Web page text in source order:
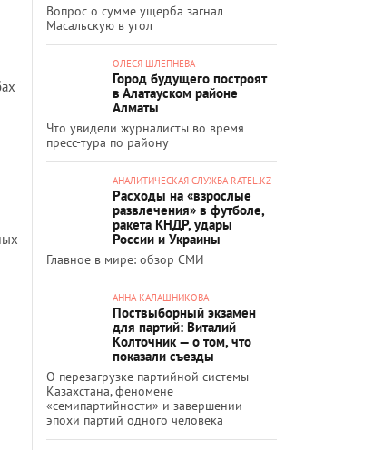
Вопрос о сумме ущерба загнал
Масальскую в угол
ОЛЕСЯ ШЛЕПНЕВА
Город будущего построят
в Алатауском районе
Алматы
Что увидели журналисты во время
пресс-тура по району
АНАЛИТИЧЕСКАЯ СЛУЖБА RATEL.KZ
Расходы на «взрослые
развлечения» в футболе,
ракета КНДР, удары
России и Украины
Главное в мире: обзор СМИ
АННА КАЛАШНИКОВА
Поствыборный экзамен
для партий: Виталий
Колточник — о том, что
показали съезды
О перезагрузке партийной системы
Казахстана, феномене
«семипартийности» и завершении
эпохи партий одного человека